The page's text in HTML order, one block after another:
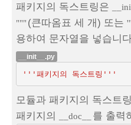
패키지의 독스트링은
""" (큰따옴표 세 개) 또는
용하여 문자열을 넣습니
__init__.py
'''패키지의 독스트링'''
모듈과 패키지의 독스트
패키지의
__doc__ 를 출력